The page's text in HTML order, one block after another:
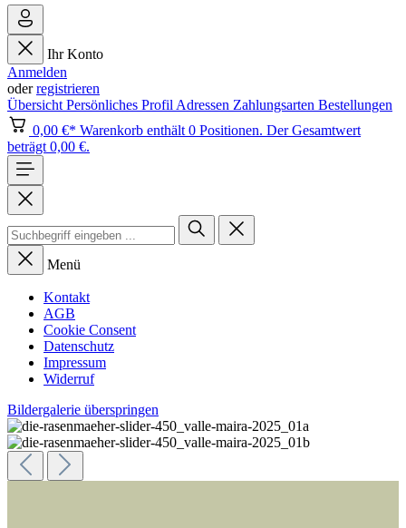
Ihr Konto
Anmelden
oderregistrieren
Übersicht Persönliches Profil Adressen Zahlungsarten Bestellungen
0,00 €* Warenkorb enthält 0 Positionen. Der Gesamtwert
beträgt 0,00 €.
Menü
Kontakt
AGB
Cookie Consent
Datenschutz
Impressum
Widerruf
Bildergalerie überspringen